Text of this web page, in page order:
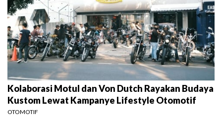
Kolaborasi Motul dan Von Dutch Rayakan Budaya
Kustom Lewat Kampanye Lifestyle Otomotif
OTOMOTIF